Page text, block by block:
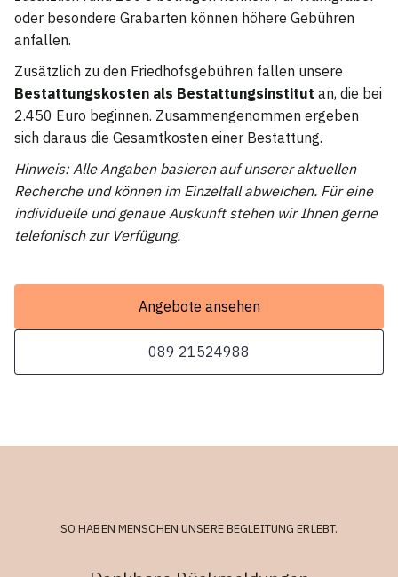
oder besondere Grabarten können höhere Gebühren
anfallen.
Zusätzlich zu den Friedhofsgebühren fallen unsere
Bestattungskosten als Bestattungsinstitut an, die bei
2.450 Euro beginnen. Zusammengenommen ergeben
sich daraus die Gesamtkosten einer Bestattung.
Hinweis: Alle Angaben basieren auf unserer aktuellen
Recherche und können im Einzelfall abweichen. Für eine
individuelle und genaue Auskunft stehen wir Ihnen gerne
telefonisch zur Verfügung.
Angebote ansehen
089 21524988
SO HABEN MENSCHEN UNSERE BEGLEITUNG ERLEBT.